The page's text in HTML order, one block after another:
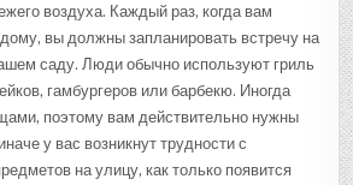
ДЛЯ
ГОСТЕЙ
воздуха. Каждый раз, когда вам
вы должны запланировать встречу на
саду. Люди обычно используют гриль
гамбургеров или барбекю. Иногда
поэтому вам действительно нужны
у вас возникнут трудности с
на улицу, как только появится